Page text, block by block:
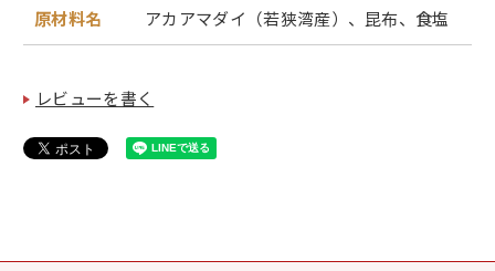
原材料名 アカアマダイ（若狭湾産）、昆布、食塩
レビューを書く